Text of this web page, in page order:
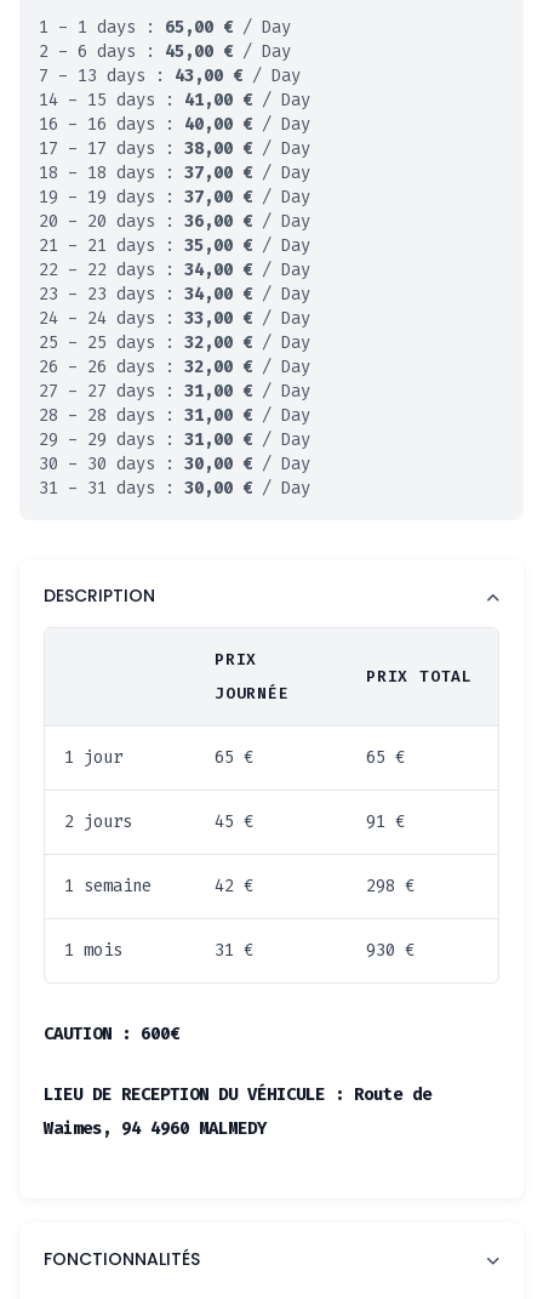
1 - 1 days : 65,00 € / Day
2 - 6 days : 45,00 € / Day
7 - 13 days : 43,00 € / Day
14 - 15 days : 41,00 € / Day
16 - 16 days : 40,00 € / Day
17 - 17 days : 38,00 € / Day
18 - 18 days : 37,00 € / Day
19 - 19 days : 37,00 € / Day
20 - 20 days : 36,00 € / Day
21 - 21 days : 35,00 € / Day
22 - 22 days : 34,00 € / Day
23 - 23 days : 34,00 € / Day
24 - 24 days : 33,00 € / Day
25 - 25 days : 32,00 € / Day
26 - 26 days : 32,00 € / Day
27 - 27 days : 31,00 € / Day
28 - 28 days : 31,00 € / Day
29 - 29 days : 31,00 € / Day
30 - 30 days : 30,00 € / Day
31 - 31 days : 30,00 € / Day
DESCRIPTION
PRIX
JOURNÉE
PRIX TOTAL
1 jour 65 € 65 €
2 jours 45 € 91 €
1 semaine 42 € 298 €
1 mois 31 € 930 €
CAUTION : 600€
LIEU DE RECEPTION DU VÉHICULE : Route de
Waimes, 94 4960 MALMEDY
FONCTIONNALITÉS